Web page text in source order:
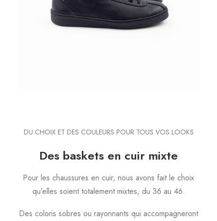
DU CHOIX ET DES COULEURS POUR TOUS VOS LOOKS
Des baskets en cuir mixte
Pour les chaussures en cuir, nous avons fait le choix
qu’elles soient totalement mixtes, du 36 au 46.
Des coloris sobres ou rayonnants qui accompagneront